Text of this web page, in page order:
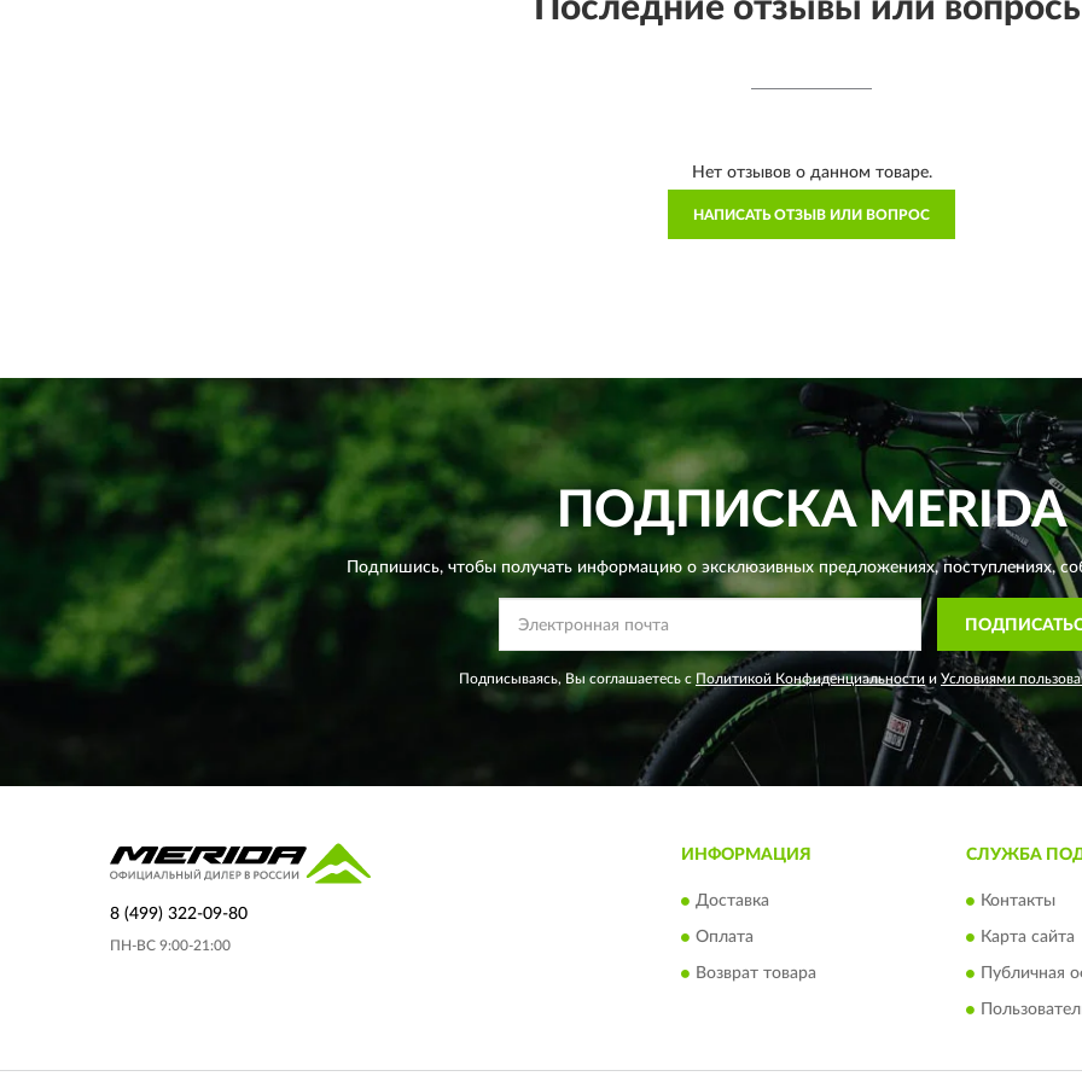
Последние отзывы или
Нет отзывов о данном товаре.
НАПИСАТЬ ОТЗЫВ ИЛИ ВОПРОС
ПОДПИСКАMERIDA
Подпишись, чтобы получать информацию о эксклюзивных предложениях,поступлениях,
Подписываясь, Вы соглашаетесь с Политикой Конфиденциальности и Условиями
8 (499) 322-09-80
ПН-ВС 9:00-21:00
ИНФОРМАЦИЯ
Доставка
Оплата
Возврат товара
СЛУЖБА
Контакты
Карта сайта
Публичная